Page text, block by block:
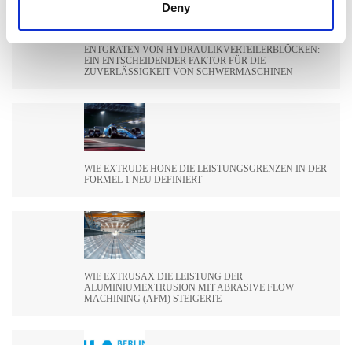
Deny
ENTGRATEN VON HYDRAULIKVERTEILERBLÖCKEN:
EIN ENTSCHEIDENDER FAKTOR FÜR DIE
ZUVERLÄSSIGKEIT VON SCHWERMASCHINEN
WIE EXTRUDE HONE DIE LEISTUNGSGRENZEN IN DER
FORMEL 1 NEU DEFINIERT
WIE EXTRUSAX DIE LEISTUNG DER
ALUMINIUMEXTRUSION MIT ABRASIVE FLOW
MACHINING (AFM) STEIGERTE